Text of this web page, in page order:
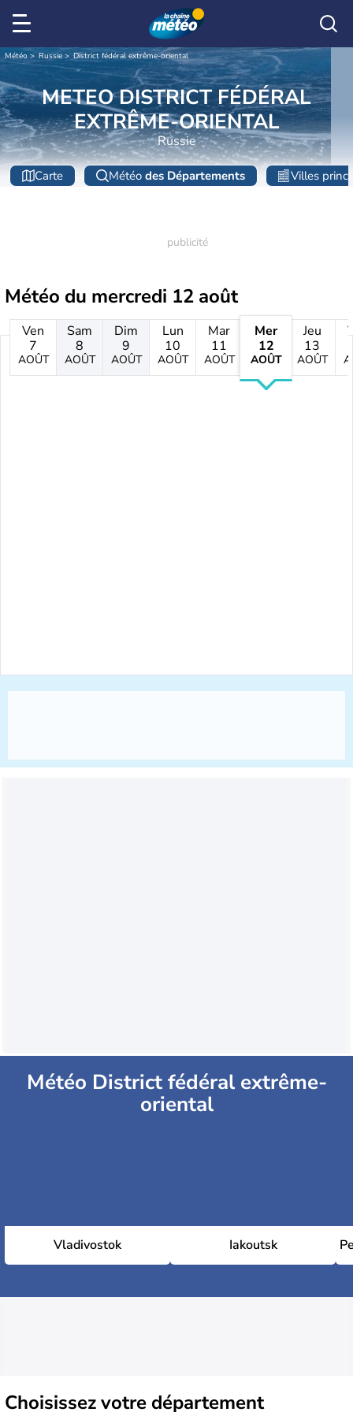
Météo Russie District fédéral extrême-oriental
METEO DISTRICT FÉDÉRAL
EXTRÊME-ORIENTAL
Russie
Carte Météo des Départements Villes
Météo du mercredi 12 août
Ven
7
AOÛT
Sam
8
AOÛT
Dim
9
AOÛT
Lun
10
AOÛT
Mar
11
AOÛT
Mer
12
AOÛT
Jeu
13
AOÛT
Météo District fédéral extrême-
oriental
Vladivostok Iakoutsk
Choisissezvotre département